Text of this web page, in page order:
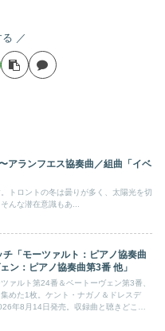
る
アランフエス協奏曲／組曲「イベ
トロントの冬は曇りが多く、太陽光を切
んな潜在意識もあ...
チ「モーツァルト：ピアノ協奏曲
ン：ピアノ協奏曲第3番 他」
ァルト第24番＆ベートーヴェン第3番、
めた1枚。ケント・ナガノ＆ドレスデ
年8月14日発売。収録曲と聴きどころ